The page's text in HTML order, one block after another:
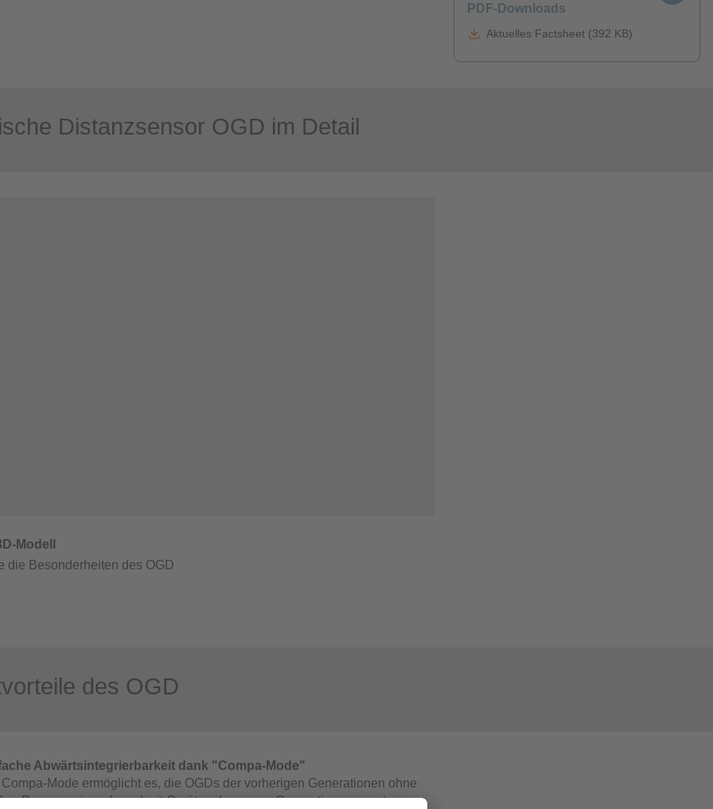
PDF-Downloads
Aktuelles Factsheet (392 KB)
Distanzsensor OGD im Detail
des OGD
Abwärtsintegrierbarkeit dank "Compa-Mode"
Compa-Mode ermöglicht es, die OGDs der vorherigen Generationen ohne
Programmieraufwand mit Geräten der neuen Generation zu ersetzen.